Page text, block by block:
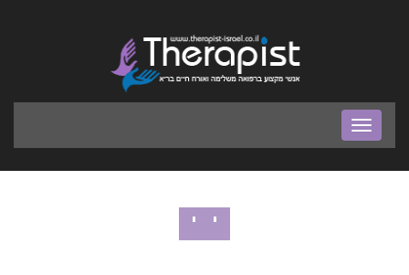
בר
ניווט